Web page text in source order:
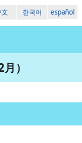
한국어 español
）